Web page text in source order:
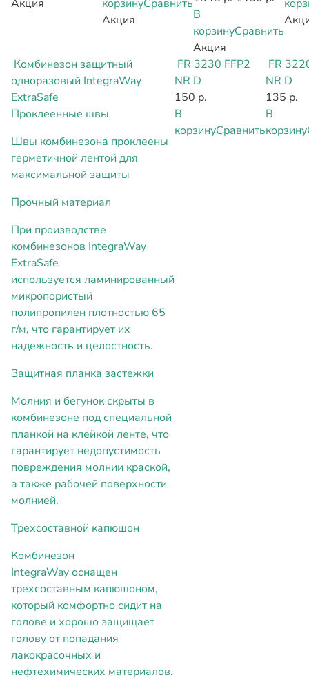
Акция
корзинуСравнить
Акция
В
корзинуСравнить
Акция
Комбинезон защитный
одноразовый IntegraWay
ExtraSafe
Проклеенные швы
Швы комбинезона проклеены
герметичной лентой для
максимальной защиты
Прочный материал
При производстве
комбинезонов IntegraWay
ExtraSafe
используется ламинированный
микропористый
полипропилен плотностью 65
г/м, что гарантирует их
надежность и целостность.
Защитная планка застежки
Молния и бегунок скрыты в
комбинезоне под специальной
планкой на клейкой ленте, что
гарантирует недопустимость
повреждения молнии краской,
а также рабочей поверхности
молнией.
Трехсоставной капюшон
Комбинезон
IntegraWay оснащен
трехсоставным капюшоном,
который комфортно сидит на
голове и хорошо защищает
голову от попадания
лакокрасочных и
нефтехимических материалов.
FR 3230 FFP2
NR D
150 р.
В
корзинуСравнить
FR
NR D
135 р.
В
корзину